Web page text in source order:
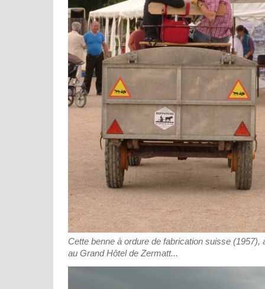
Cette benne à ordure de fabrication suisse (1957),
au Grand Hôtel de Zermatt...